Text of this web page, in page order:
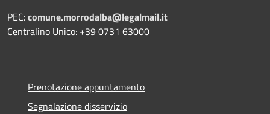
PEC:comune.morrodalba@legalmail.it
Centralino Unico: +39 0731 63000
Prenotazione appuntamento
Segnalazione disservizio